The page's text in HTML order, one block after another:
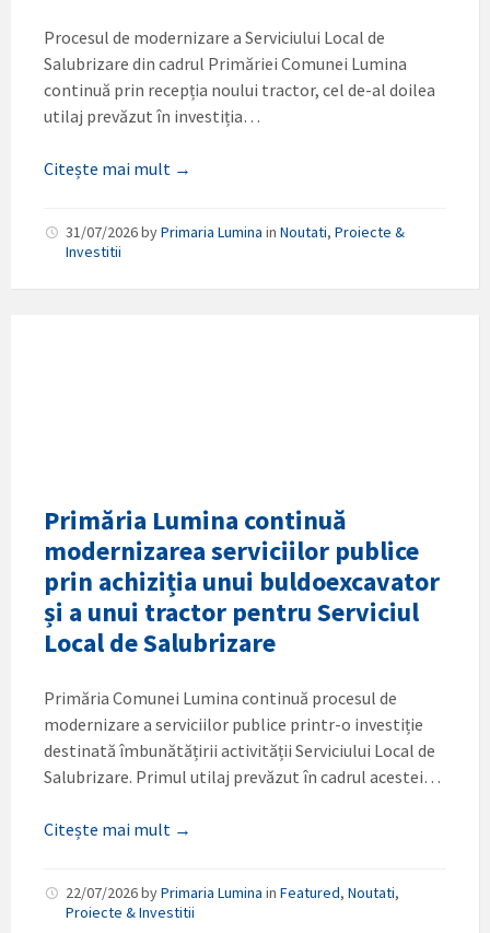
Procesul de modernizare a Serviciului Local de
Salubrizare din cadrul Primăriei Comunei Lumina
continuă prin recepția noului tractor, cel de-al doilea
utilaj prevăzut în investiția…
Citește mai mult →
31/07/2026byPrimaria Lumina in Noutati, Proiecte &
Investitii
Primăria Lumina continuă
modernizarea serviciilor publice
prin achiziția unui buldoexcavator
și a unui tractor pentru Serviciul
Local de Salubrizare
Primăria Comunei Lumina continuă procesul de
modernizare a serviciilor publice printr-o investiție
destinată îmbunătățirii activității Serviciului Local de
Salubrizare. Primul utilaj prevăzut în cadrul acestei…
Citește mai mult →
22/07/2026byPrimaria Lumina in Featured, Noutati,
Proiecte & Investitii